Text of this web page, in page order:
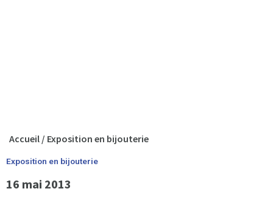
Accueil / Exposition en bijouterie
Exposition en bijouterie
16 mai 2013